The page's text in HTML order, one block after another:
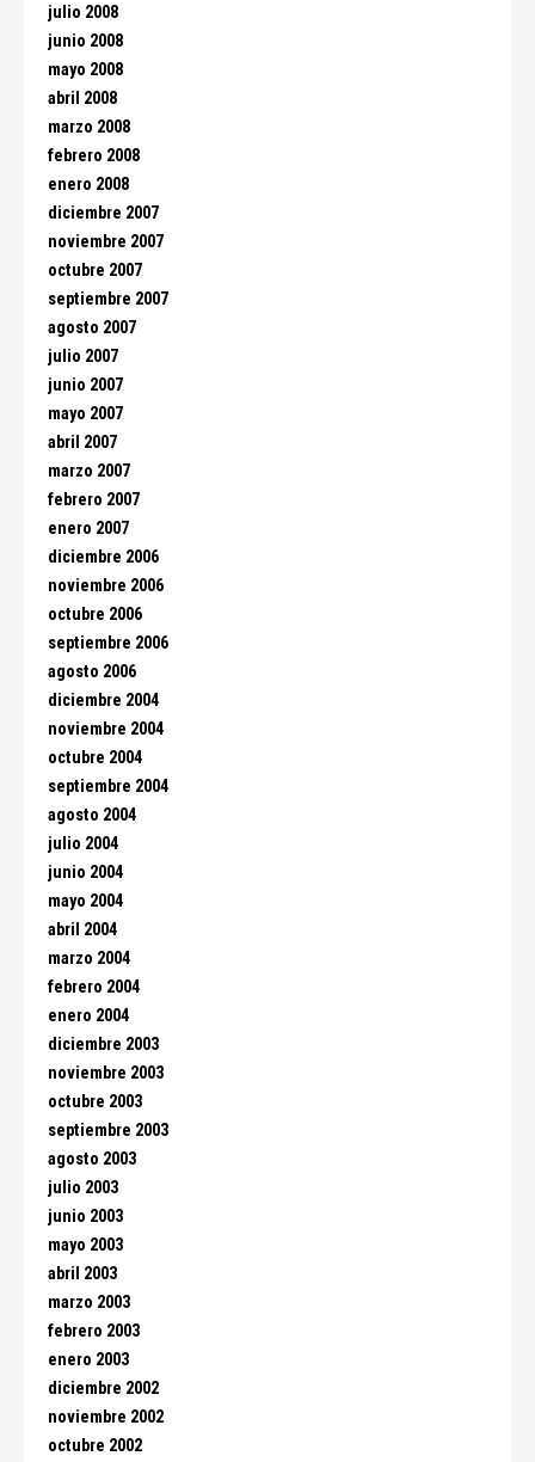
julio 2008
junio 2008
mayo 2008
abril 2008
marzo 2008
febrero 2008
enero 2008
diciembre 2007
noviembre 2007
octubre 2007
septiembre 2007
agosto 2007
julio 2007
junio 2007
mayo 2007
abril 2007
marzo 2007
febrero 2007
enero 2007
diciembre 2006
noviembre 2006
octubre 2006
septiembre 2006
agosto 2006
diciembre 2004
noviembre 2004
octubre 2004
septiembre 2004
agosto 2004
julio 2004
junio 2004
mayo 2004
abril 2004
marzo 2004
febrero 2004
enero 2004
diciembre 2003
noviembre 2003
octubre 2003
septiembre 2003
agosto 2003
julio 2003
junio 2003
mayo 2003
abril 2003
marzo 2003
febrero 2003
enero 2003
diciembre 2002
noviembre 2002
octubre 2002